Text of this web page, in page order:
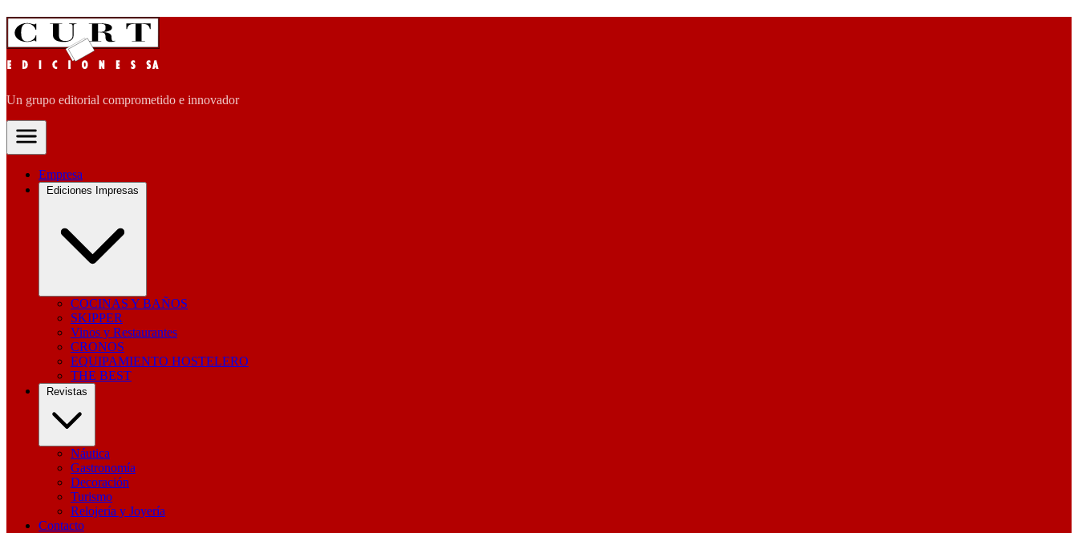
Un grupo editorial comprometido e innovador
Empresa
Ediciones Impresas
COCINAS Y BAÑOS
SKIPPER
Vinos y Restaurantes
CRONOS
EQUIPAMIENTO HOSTELERO
THE BEST
Revistas
Náutica
Gastronomía
Decoración
Turismo
Relojería y Joyería
Contacto